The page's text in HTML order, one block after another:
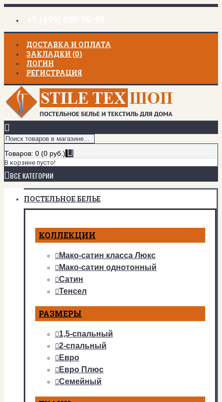
ДОСТАВКА И ОПЛАТА
ЗАКЛАДКИ (0)
ЛОГИН
РЕГИСТРАЦИЯ
Товаров: 0 (0 руб.)
В корзине пусто!
ВСЕ КАТЕГОРИИ
ПОСТЕЛЬНОЕ БЕЛЬЕ
КОЛЛЕКЦИИ
Мако-сатин класса Люкс
Мако-сатин однотонный
Сатин
Тенсел
РАЗМЕРЫ
1,5-спальный
2-спальный
Евро
Евро Плюс
Семейный